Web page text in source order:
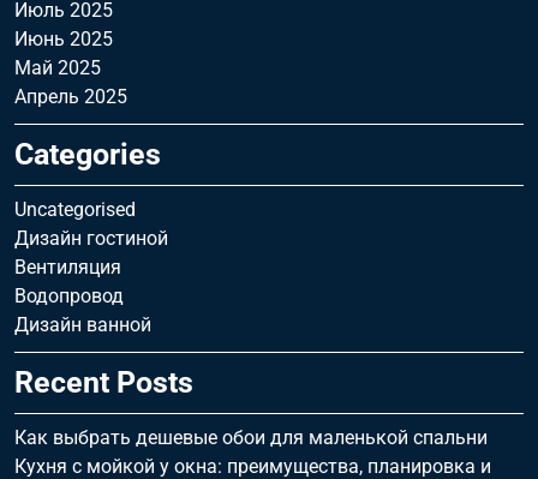
Июль 2025
Июнь 2025
Май 2025
Апрель 2025
Categories
Uncategorised
Дизайн гостиной
Вентиляция
Водопровод
Дизайн ванной
Recent Posts
Как выбрать дешевые обои для маленькой спальни
Кухня с мойкой у окна: преимущества, планировка и